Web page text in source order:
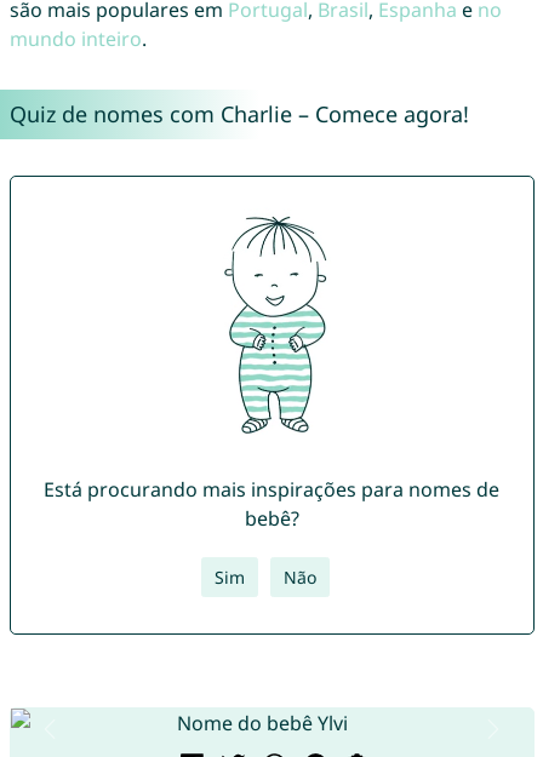
são mais populares em Portugal, Brasil, Espanha e no
mundo inteiro.
Quiz de nomes com Charlie – Comece agora!
Está procurando mais inspirações para nomes de
bebê?
Sim Não